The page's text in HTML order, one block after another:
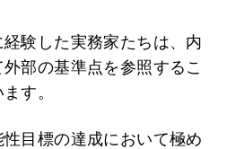
験した実務家たちは、内
部の基準点を参照するこ
す。
性目標の達成において極め